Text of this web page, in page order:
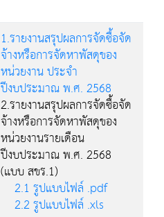
1.รายงานสรุปผลการจัดซื้อจัด
จ้างหรือการจัดหาพัสดุของ
หน่วยงาน ประจำ
ปีงบประมาณ พ.ศ. 2568
2.รายงานสรุปผลการจัดซื้อจัด
จ้างหรือการจัดหาพัสดุของ
หน่วยงานรายเดือน
ปีงบประมาณ พ.ศ. 2568
(แบบ สขร.1)
2.1 รูปแบบไฟล์ .pdf
2.2 รูปแบบไฟล์ .xls